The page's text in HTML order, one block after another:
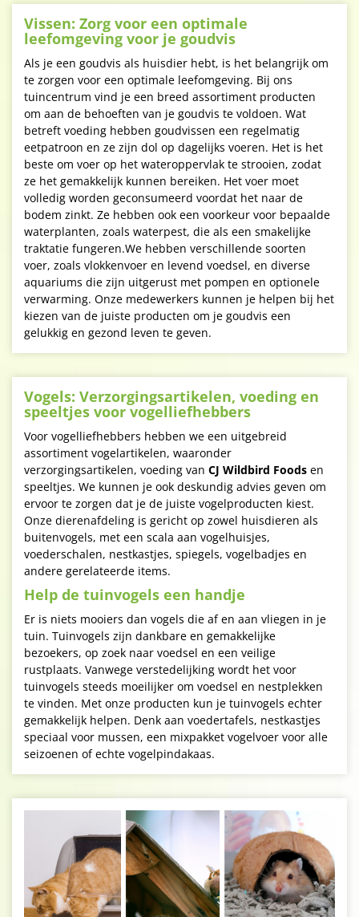
Vissen: Zorg voor een optimale
leefomgeving voor je goudvis
Als je een goudvis als huisdier hebt, is het belangrijk om
te zorgen voor een optimale leefomgeving. Bij ons
tuincentrum vind je een breed assortiment producten
om aan de behoeften van je goudvis te voldoen. Wat
betreft voeding hebben goudvissen een regelmatig
eetpatroon en ze zijn dol op dagelijks voeren. Het is het
beste om voer op het wateroppervlak te strooien, zodat
ze het gemakkelijk kunnen bereiken. Het voer moet
volledig worden geconsumeerd voordat het naar de
bodem zinkt. Ze hebben ook een voorkeur voor bepaalde
waterplanten, zoals waterpest, die als een smakelijke
traktatie fungeren.We hebben verschillende soorten
voer, zoals vlokkenvoer en levend voedsel, en diverse
aquariums die zijn uitgerust met pompen en optionele
verwarming. Onze medewerkers kunnen je helpen bij het
kiezen van de juiste producten om je goudvis een
gelukkig en gezond leven te geven.
Vogels: Verzorgingsartikelen, voeding en
speeltjes voor vogelliefhebbers
Voor vogelliefhebbers hebben we een uitgebreid
assortiment vogelartikelen, waaronder
verzorgingsartikelen, voeding van CJ Wildbird Foods en
speeltjes. We kunnen je ook deskundig advies geven om
ervoor te zorgen dat je de juiste vogelproducten kiest.
Onze dierenafdeling is gericht op zowel huisdieren als
buitenvogels, met een scala aan vogelhuisjes,
voederschalen, nestkastjes, spiegels, vogelbadjes en
andere gerelateerde items.
Help de tuinvogels een handje
Er is niets mooiers dan vogels die af en aan vliegen in je
tuin. Tuinvogels zijn dankbare en gemakkelijke
bezoekers, op zoek naar voedsel en een veilige
rustplaats. Vanwege verstedelijking wordt het voor
tuinvogels steeds moeilijker om voedsel en nestplekken
te vinden. Met onze producten kun je tuinvogels echter
gemakkelijk helpen. Denk aan voedertafels, nestkastjes
speciaal voor mussen, een mixpakket vogelvoer voor alle
seizoenen of echte vogelpindakaas.